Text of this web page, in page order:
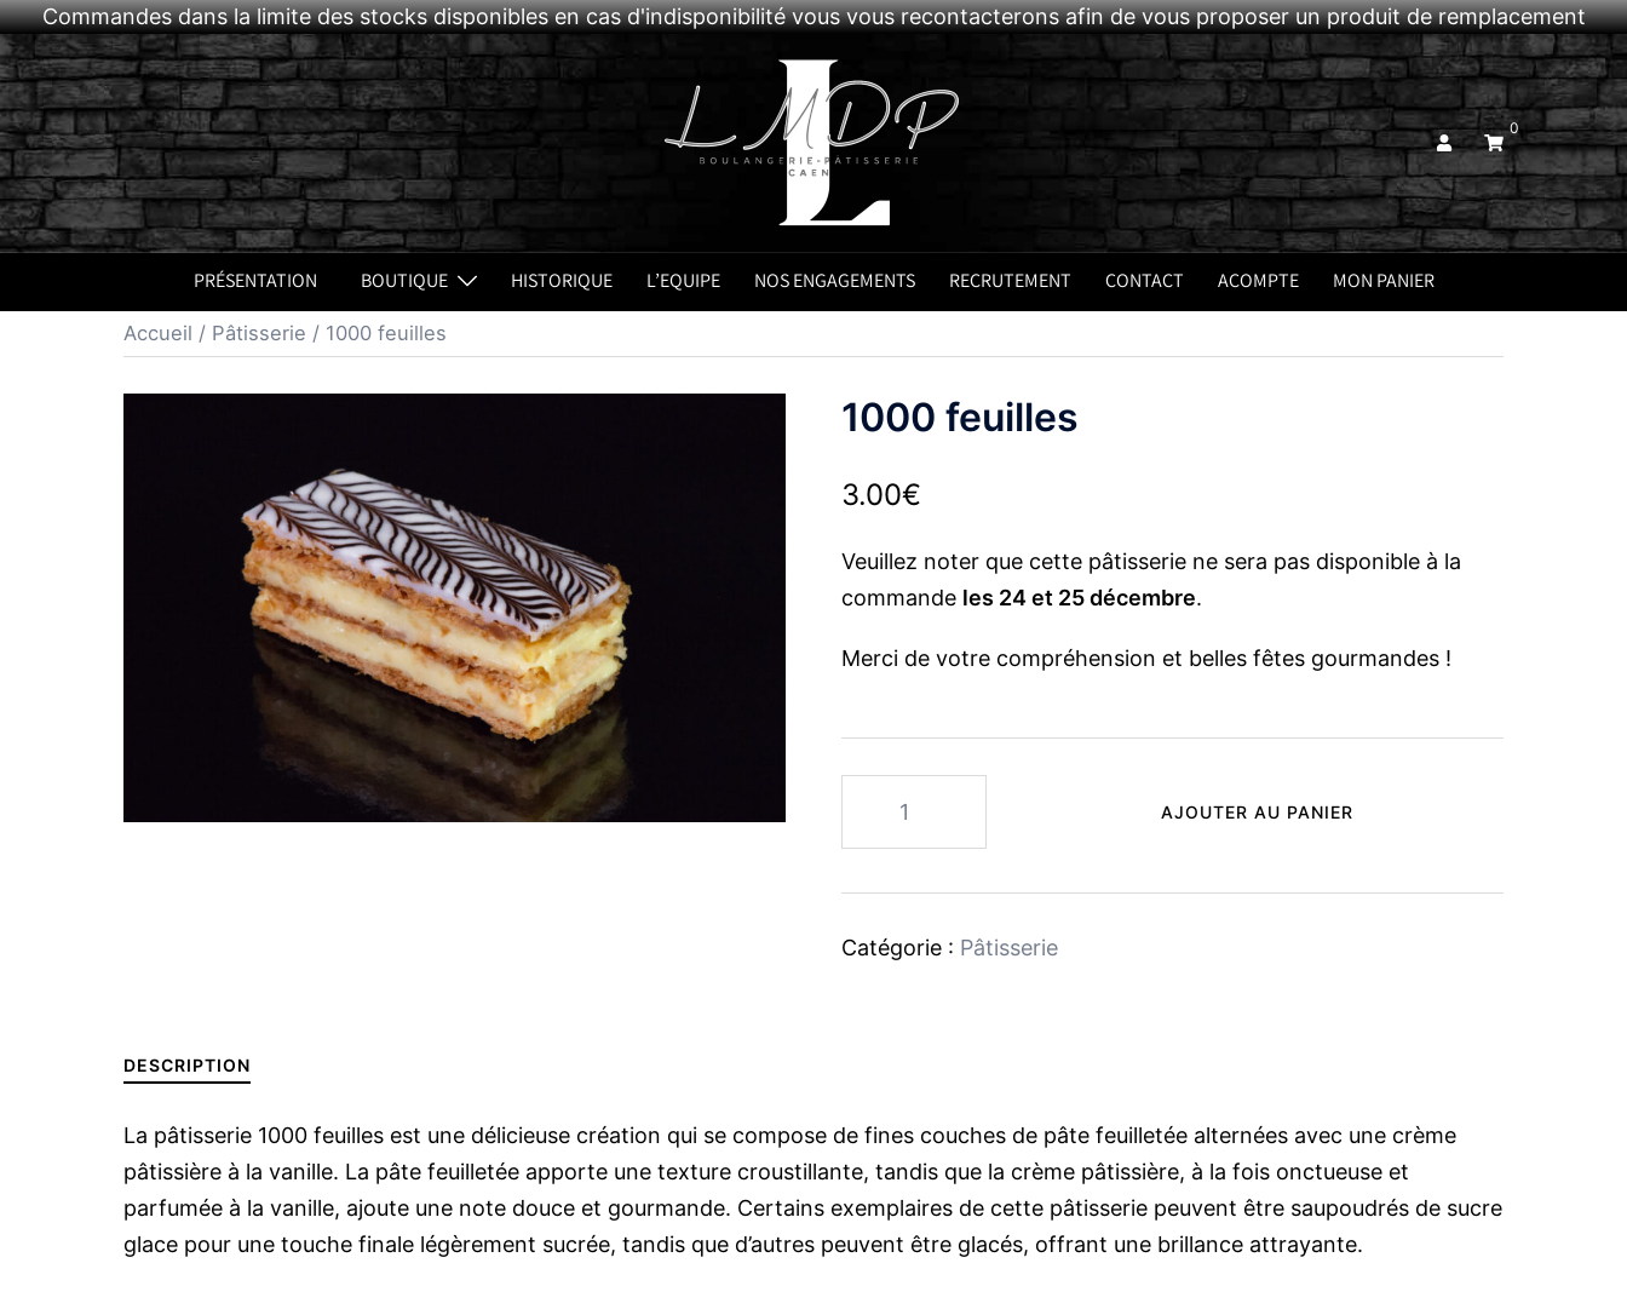
Commandes dans la limite des stocks disponibles en cas d'indisponibilité vous vous recontacterons afin de vous proposer un produit de remplacement
Aller
au
contenu
0
PRÉSENTATION BOUTIQUE HISTORIQUE L’EQUIPE NOS ENGAGEMENTS RECRUTEMENT CONTACT ACOMPTE MON PANIER
Accueil / Pâtisserie / 1000 feuilles
1000 feuilles
3.00€
Veuillez noter que cette pâtisserie ne sera pas disponible à la
commande les 24 et 25 décembre.
Merci de votre compréhension et belles fêtes gourmandes !
feuilles
AJOUTER AU PANIER
Catégorie : Pâtisserie
DESCRIPTION
La pâtisserie 1000 feuilles est une délicieuse création qui se compose de fines couches de pâte feuilletée alternées avec une crème
pâtissière à la vanille. La pâte feuilletée apporte une texture croustillante, tandis que la crème pâtissière, à la fois onctueuse et
parfumée à la vanille, ajoute une note douce et gourmande. Certains exemplaires de cette pâtisserie peuvent être saupoudrés de sucre
glace pour une touche finale légèrement sucrée, tandis que d’autres peuvent être glacés, offrant une brillance attrayante.